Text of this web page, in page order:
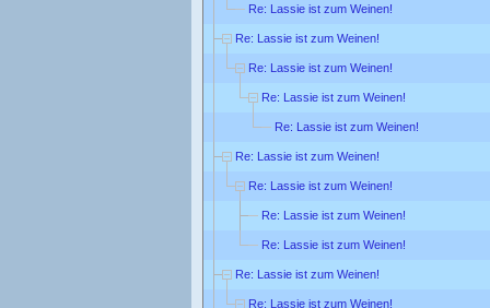
Re: Lassie ist zum Weinen!
Re: Lassie ist zum Weinen!
Re: Lassie ist zum Weinen!
Re: Lassie ist zum Weinen!
Re: Lassie ist zum Weinen!
Re: Lassie ist zum Weinen!
Re: Lassie ist zum Weinen!
Re: Lassie ist zum Weinen!
Re: Lassie ist zum Weinen!
Re: Lassie ist zum Weinen!
Re: Lassie ist zum Weinen!